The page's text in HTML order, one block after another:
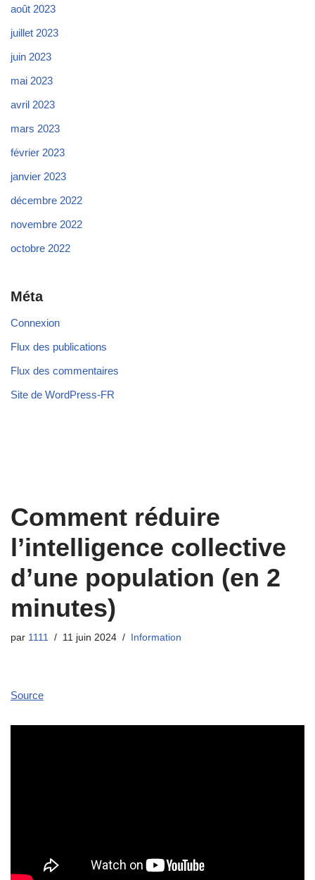
août 2023
juillet 2023
juin 2023
mai 2023
avril 2023
mars 2023
février 2023
janvier 2023
décembre 2022
novembre 2022
octobre 2022
Méta
Connexion
Flux des publications
Flux des commentaires
Site de WordPress-FR
Comment réduire
l’intelligence collective
d’une population (en 2
minutes)
par 1111 11 juin 2024 Information
Source